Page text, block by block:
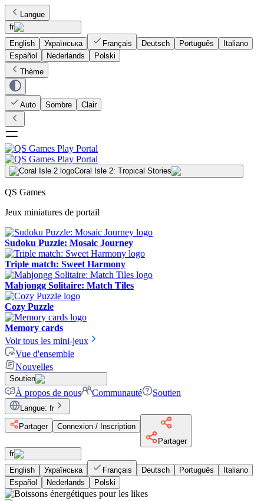
Langue
fr
English
Українська Français Deutsch Português
Italiano
Español
Nederlands
Polski
Thème
Auto Sombre Clair
Coral Isle 2: Tropical Stories
QS Games
Jeux miniatures de portail
Sudoku Puzzle: Mosaic Journey
Triple match: Sweet Harmony
Mahjongg Solitaire: Match Tiles
Cozy Puzzle
Memory cards
Voir tous les mini-jeux
Vue d'ensemble
Nouvelles
Soutien
À propos de nous Communauté Soutien
Langue: fr
Partager
Connexion / Inscription
Partager
fr
English
Українська Français Deutsch Português
Italiano
Español
Nederlands Polski